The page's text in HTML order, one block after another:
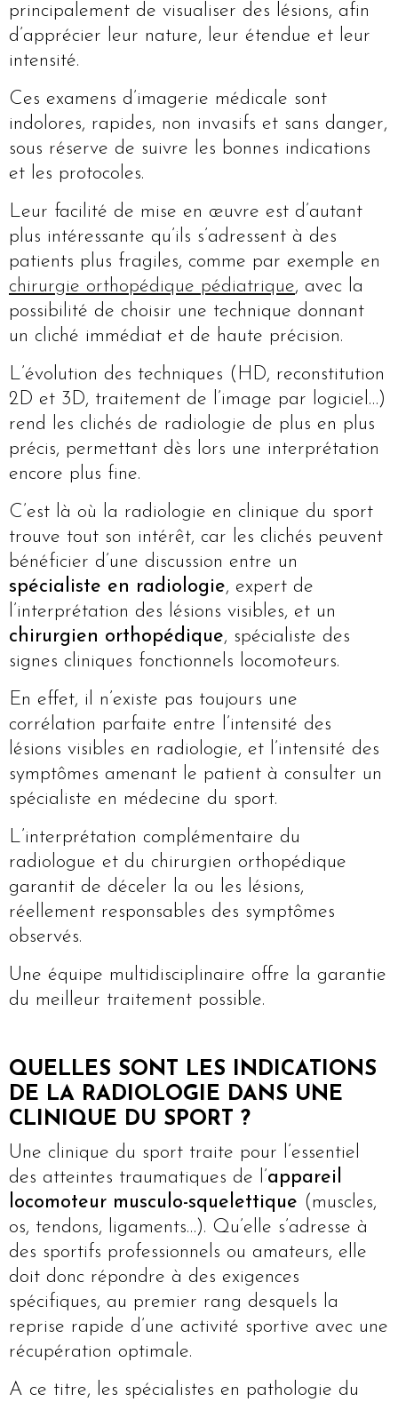
principalement de visualiser des lésions, afin
d’apprécier leur nature, leur étendue et leur
intensité.
Ces examens d’imagerie médicale sont
indolores, rapides, non invasifs et sans danger,
sous réserve de suivre les bonnes indications
et les protocoles.
Leur facilité de mise en œuvre est d’autant
plus intéressante qu’ils s’adressent à des
patients plus fragiles, comme par exemple en
chirurgie orthopédique pédiatrique, avec la
possibilité de choisir une technique donnant
un cliché immédiat et de haute précision.
L’évolution des techniques (HD, reconstitution
2D et 3D, traitement de l’image par logiciel…)
rend les clichés de radiologie de plus en plus
précis, permettant dès lors une interprétation
encore plus fine.
C’est là où la radiologie en clinique du sport
trouve tout son intérêt, car les clichés peuvent
bénéficier d’une discussion entre un
spécialiste en radiologie, expert de
l’interprétation des lésions visibles, et un
chirurgien orthopédique, spécialiste des
signes cliniques fonctionnels locomoteurs.
En effet, il n’existe pas toujours une
corrélation parfaite entre l’intensité des
lésions visibles en radiologie, et l’intensité des
symptômes amenant le patient à consulter un
spécialiste en médecine du sport.
L’interprétation complémentaire du
radiologue et du chirurgien orthopédique
garantit de déceler la ou les lésions,
réellement responsables des symptômes
observés.
Une équipe multidisciplinaire offre la garantie
du meilleur traitement possible.
QUELLES SONT LES INDICATIONS
DE LA RADIOLOGIE DANS UNE
CLINIQUE DU SPORT ?
Une clinique du sport traite pour l’essentiel
des atteintes traumatiques de l’appareil
locomoteur musculo-squelettique (muscles,
os, tendons, ligaments…). Qu’elle s’adresse à
des sportifs professionnels ou amateurs, elle
doit donc répondre à des exigences
spécifiques, au premier rang desquels la
reprise rapide d’une activité sportive avec une
récupération optimale.
A ce titre, les spécialistes en pathologie du